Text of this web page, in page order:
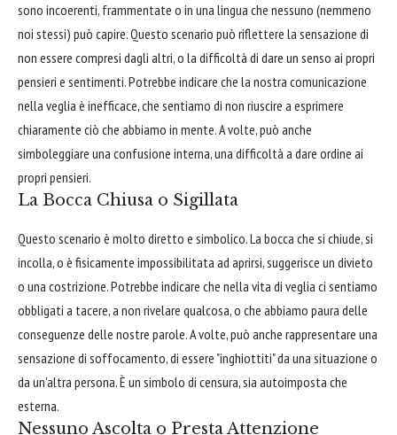
sono incoerenti, frammentate o in una lingua che nessuno (nemmeno
noi stessi) può capire. Questo scenario può riflettere la sensazione di
non essere compresi dagli altri, o la difficoltà di dare un senso ai propri
pensieri e sentimenti. Potrebbe indicare che la nostra comunicazione
nella veglia è inefficace, che sentiamo di non riuscire a esprimere
chiaramente ciò che abbiamo in mente. A volte, può anche
simboleggiare una confusione interna, una difficoltà a dare ordine ai
propri pensieri.
La Bocca Chiusa o Sigillata
Questo scenario è molto diretto e simbolico. La bocca che si chiude, si
incolla, o è fisicamente impossibilitata ad aprirsi, suggerisce un divieto
o una costrizione. Potrebbe indicare che nella vita di veglia ci sentiamo
obbligati a tacere, a non rivelare qualcosa, o che abbiamo paura delle
conseguenze delle nostre parole. A volte, può anche rappresentare una
sensazione di soffocamento, di essere "inghiottiti" da una situazione o
da un'altra persona. È un simbolo di censura, sia autoimposta che
esterna.
Nessuno Ascolta o Presta Attenzione